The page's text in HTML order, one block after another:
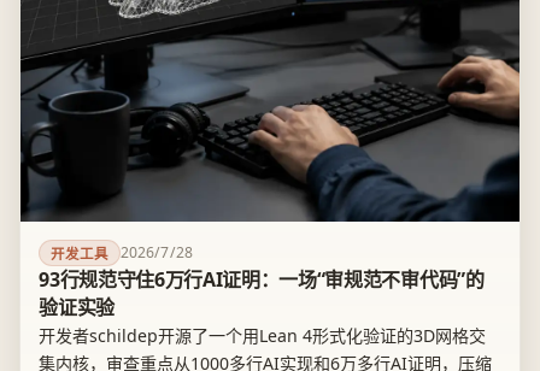
开发工具 2026/7/28
93行规范守住6万行AI证明：一场“审规范不审代码”的
验证实验
开发者schildep开源了一个用Lean 4形式化验证的3D网格交
集内核，审查重点从1000多行AI实现和6万多行AI证明，压缩